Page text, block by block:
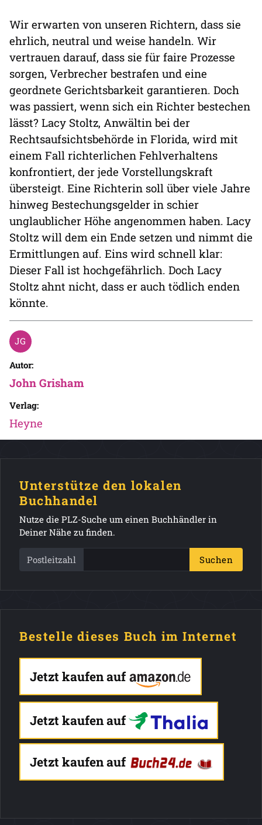
Wir erwarten von unseren Richtern, dass sie
ehrlich, neutral und weise handeln. Wir
vertrauen darauf, dass sie für faire Prozesse
sorgen, Verbrecher bestrafen und eine
geordnete Gerichtsbarkeit garantieren. Doch
was passiert, wenn sich ein Richter bestechen
lässt? Lacy Stoltz, Anwältin bei der
Rechtsaufsichtsbehörde in Florida, wird mit
einem Fall richterlichen Fehlverhaltens
konfrontiert, der jede Vorstellungskraft
übersteigt. Eine Richterin soll über viele Jahre
hinweg Bestechungsgelder in schier
unglaublicher Höhe angenommen haben. Lacy
Stoltz will dem ein Ende setzen und nimmt die
Ermittlungen auf. Eins wird schnell klar:
Dieser Fall ist hochgefährlich. Doch Lacy
Stoltz ahnt nicht, dass er auch tödlich enden
könnte.
Autor:
John Grisham
Verlag:
Heyne
Unterstütze den lokalen
Buchhandel
Nutze die PLZ-Suche um einen Buchhändler in
Deiner Nähe zu finden.
Postleitzahl Suchen
Bestelle dieses Buch im Internet
Jetzt kaufen auf
Jetzt kaufen auf
Jetzt kaufen auf